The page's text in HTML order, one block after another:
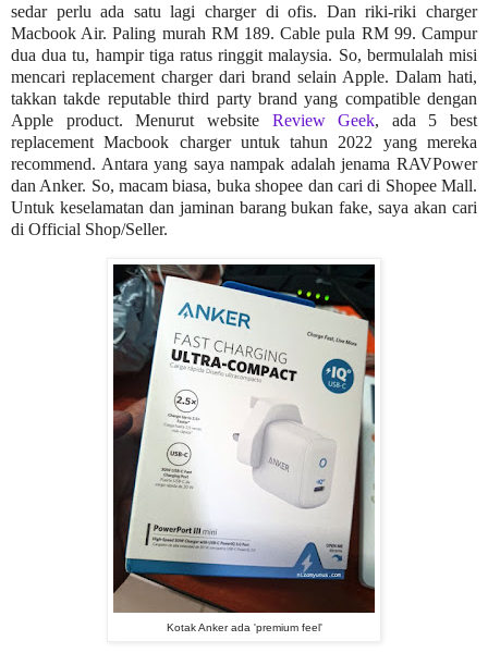
sedar perlu ada satu lagi charger di ofis. Dan riki-riki charger
Macbook Air. Paling murah RM 189. Cable pula RM 99. Campur
dua dua tu, hampir tiga ratus ringgit malaysia. So, bermulalah misi
mencari replacement charger dari brand selain Apple. Dalam hati,
takkan takde reputable third party brand yang compatible dengan
Apple product. Menurut website Review Geek, ada 5 best
replacement Macbook charger untuk tahun 2022 yang mereka
recommend. Antara yang saya nampak adalah jenama RAVPower
dan Anker. So, macam biasa, buka shopee dan cari di Shopee Mall.
Untuk keselamatan dan jaminan barang bukan fake, saya akan cari
di Official Shop/Seller.
Kotak Anker ada 'premium feel'